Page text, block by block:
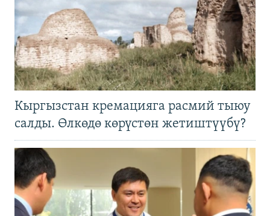
Кыргызстан кремацияга расмий тыюу
салды. Өлкөдө көрүстөн жетиштүүбү?